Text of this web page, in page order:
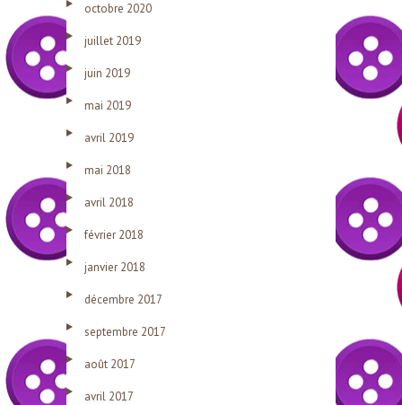
octobre 2020
juillet 2019
juin 2019
mai 2019
avril 2019
mai 2018
avril 2018
février 2018
janvier 2018
décembre 2017
septembre 2017
août 2017
avril 2017